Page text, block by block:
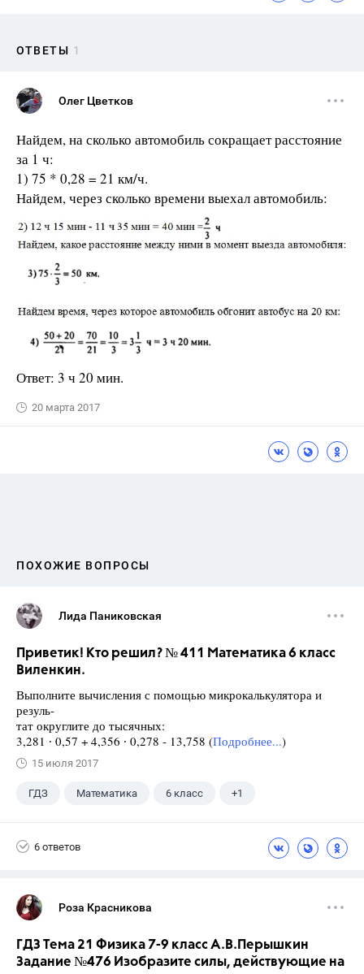
ОТВЕТЫ 1
Олег Цветков
Найдем, на сколько автомобиль сокращает расстояние
за 1 ч:
1) 75 * 0,28 = 21 км/ч.
Найдем, через сколько времени выехал автомобиль:
Ответ: 3 ч 20 мин.
20 марта 2017
ПОХОЖИЕ ВОПРОСЫ
Лида Паниковская
Приветик! Кто решил? № 411 Математика 6 класс
Виленкин.
Выполните вычисления с помощью микрокалькулятора и
резуль-
тат округлите до тысячных:
3,281 ∙ 0,57 + 4,356 ∙ 0,278 - 13,758 (Подробнее...)
15 июля 2017
ГДЗ Математика 6 класс +1
6 ответов
Роза Красникова
ГДЗ Тема 21 Физика 7-9 класс А.В.Перышкин
Задание №476 Изобразите силы, действующие на